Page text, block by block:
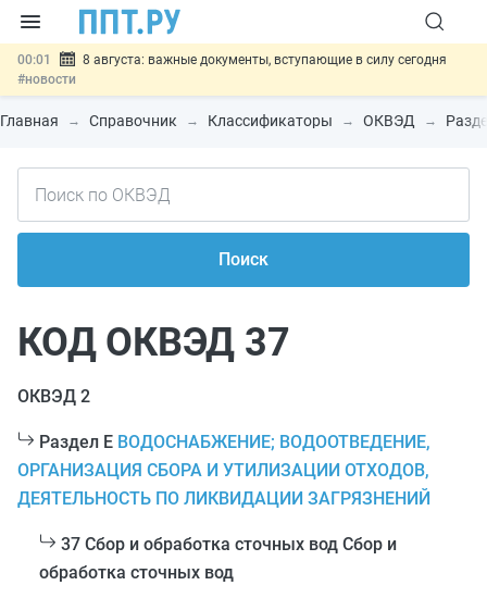
00:01
8 августа: важные документы, вступающие в силу сегодня
#новости
07.08 Подписан закон о блокировке продажи опасных товаров через
«Честный знак»#новости
отменить#новости
07.08
отношений#новости
Главная Справочник Классификаторы ОКВЭД
Поиск
КОД ОКВЭД 37
ОКВЭД 2
Раздел E ВОДОСНАБЖЕНИЕ; ВОДООТВЕДЕНИЕ,
ОРГАНИЗАЦИЯ СБОРА И УТИЛИЗАЦИИ ОТХОДОВ,
ДЕЯТЕЛЬНОСТЬ ПО ЛИКВИДАЦИИ ЗАГРЯЗНЕНИЙ
37 Сбор и обработка сточных вод Сбор и
обработка сточных вод